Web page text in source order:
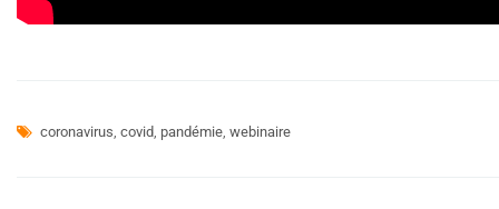
coronavirus covid pandémie webinaire